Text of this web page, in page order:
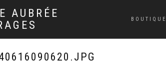
AUBRÉE
BOUTIQUE